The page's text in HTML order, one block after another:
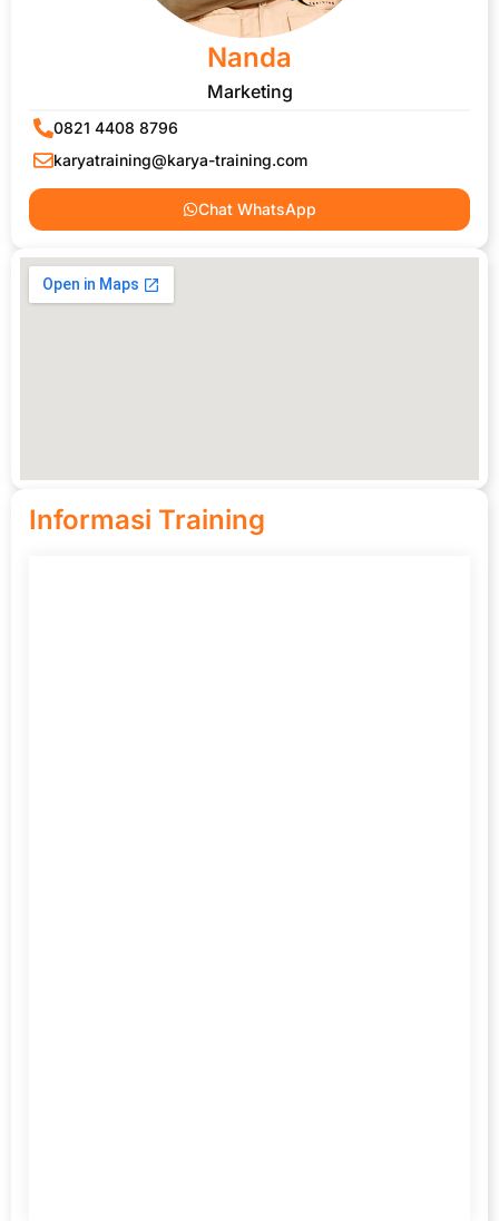
Nanda
Marketing
0821 4408 8796
karyatraining@karya-training.com
Chat WhatsApp
Informasi Training